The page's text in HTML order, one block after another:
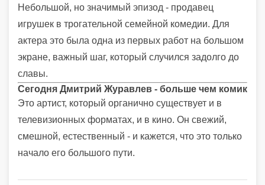
Небольшой, но значимый эпизод - продавец
игрушек в трогательной семейной комедии. Для
актера это была одна из первых работ на большом
экране, важный шаг, который случился задолго до
славы.
Сегодня Дмитрий Журавлев - больше чем комик
Это артист, который органично существует и в
телевизионных форматах, и в кино. Он свежий,
смешной, естественный - и кажется, что это только
начало его большого пути.